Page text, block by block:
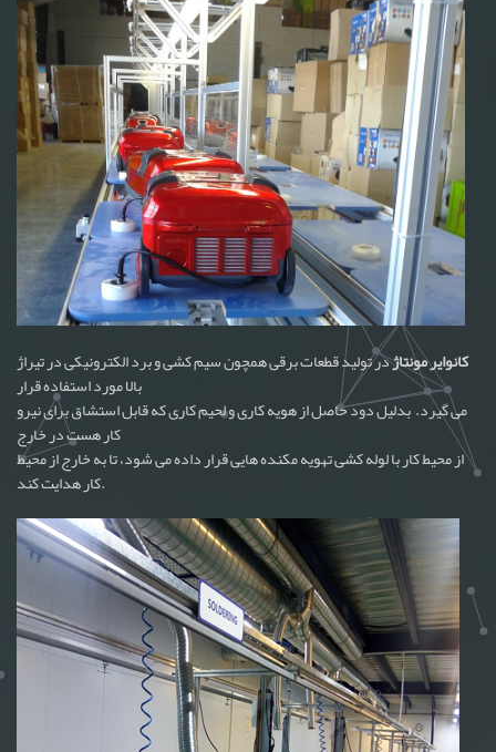
کانوایر مونتاژدر تولید قطعات برقی همچون سیم کشی و برد الکترونیکی در تیراژ
بالا مورد استفاده قرار
می گیرد. بدلیل دود حاصل از هویه کاری و لحیم کاری که قابل استشاق برای نیرو
کار هست در خارج
از محیط کار با لوله کشی تهویه مکنده هایی قرار داده می شود، تا به خارج از محیط
کار هدایت کند.